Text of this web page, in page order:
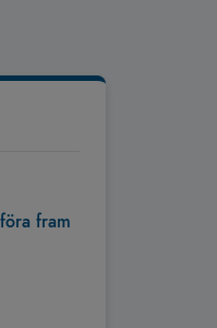
fram